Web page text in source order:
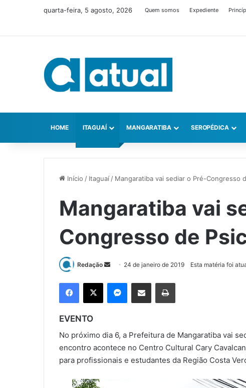
quarta-feira, 5 agosto, 2026 Quem somos Expediente
HOME ITAGUAÍ MANGARATIBA SEROPÉDICA
Início / Itaguaí/ Mangaratiba vai sediar o Pré-Congresso
Mangaratiba vai
Congresso de
Redação
m
e
-
24 de janeiro de 2019 Esta matéria foi
EVENTO
No próximo dia 6, a Prefeitura de Mangaratiba vai
encontro acontece no Centro Cultural Cary
para profissionais e estudantes da Região Costa